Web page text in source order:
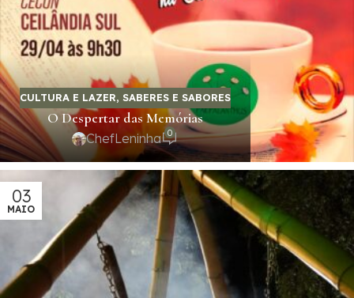
CULTURA E LAZER, SABERES E SABORES
O Despertar das Memórias
ChefLeninha 0
03
MAIO